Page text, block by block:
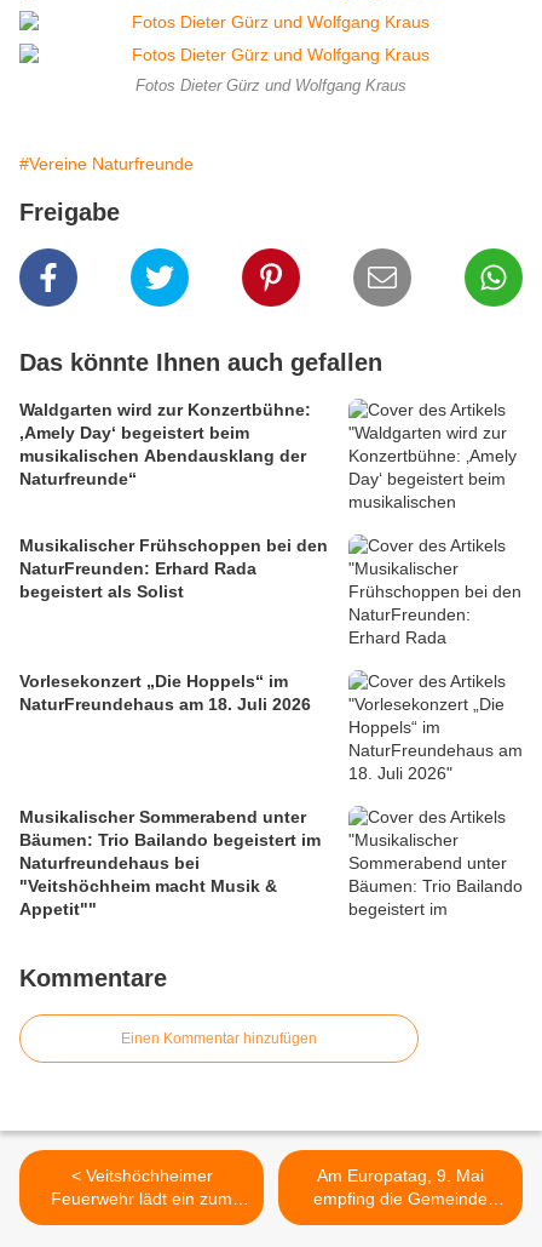
Fotos Dieter Gürz und Wolfgang Kraus
#Vereine Naturfreunde
Freigabe
Das könnte Ihnen auch gefallen
Waldgarten wird zur Konzertbühne:
‚Amely Day‘ begeistert beim
musikalischen Abendausklang der
Naturfreunde“
Musikalischer Frühschoppen bei den
NaturFreunden: Erhard Rada
begeistert als Solist
Vorlesekonzert „Die Hoppels“ im
NaturFreundehaus am 18. Juli 2026
Musikalischer Sommerabend unter
Bäumen: Trio Bailando begeistert im
Naturfreundehaus bei
"Veitshöchheim macht Musik &
Appetit""
Kommentare
Einen Kommentar hinzufügen
< Veitshöchheimer
Feuerwehr lädt ein zum
Florianstag am 12. Mai mit
Am Europatag, 9. Mai
empfing die Gemeinde
Veitshöchheim 21 Gäste